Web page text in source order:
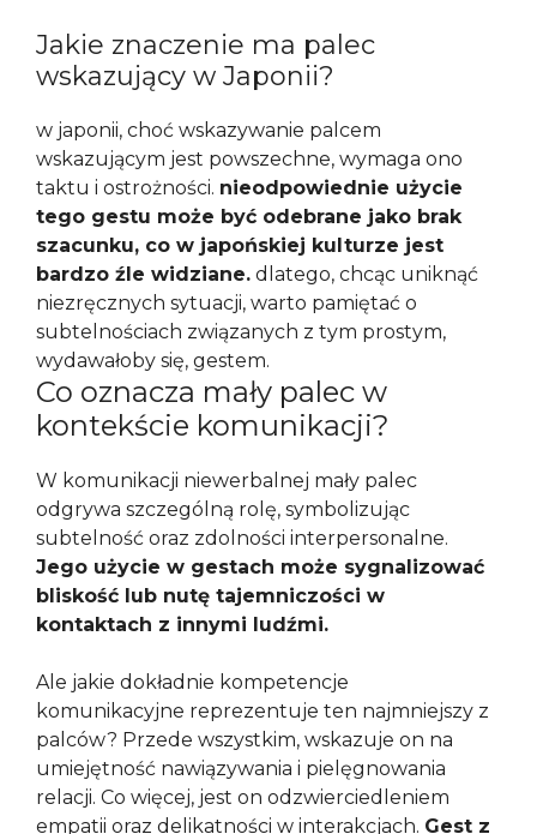
Jakie znaczenie ma palec
wskazujący w Japonii?
w japonii, choć wskazywanie palcem
wskazującym jest powszechne, wymaga ono
taktu i ostrożności. nieodpowiednie użycie
tego gestu może być odebrane jako brak
szacunku, co w japońskiej kulturze jest
bardzo źle widziane. dlatego, chcąc uniknąć
niezręcznych sytuacji, warto pamiętać o
subtelnościach związanych z tym prostym,
wydawałoby się, gestem.
Co oznacza mały palec w
kontekście komunikacji?
W komunikacji niewerbalnej mały palec
odgrywa szczególną rolę, symbolizując
subtelność oraz zdolności interpersonalne.
Jego użycie w gestach może sygnalizować
bliskość lub nutę tajemniczości w
kontaktach z innymi ludźmi.
Ale jakie dokładnie kompetencje
komunikacyjne reprezentuje ten najmniejszy z
palców? Przede wszystkim, wskazuje on na
umiejętność nawiązywania i pielęgnowania
relacji. Co więcej, jest on odzwierciedleniem
empatii oraz delikatności w interakcjach. Gest z